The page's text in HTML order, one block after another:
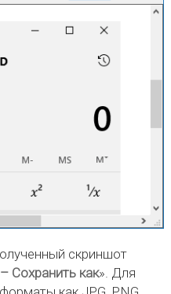
скриншот
Сохранить как». Для